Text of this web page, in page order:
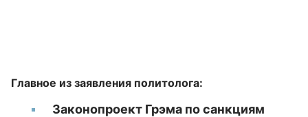
Главное из заявления политолога:
Законопроект Грэма по санкциям